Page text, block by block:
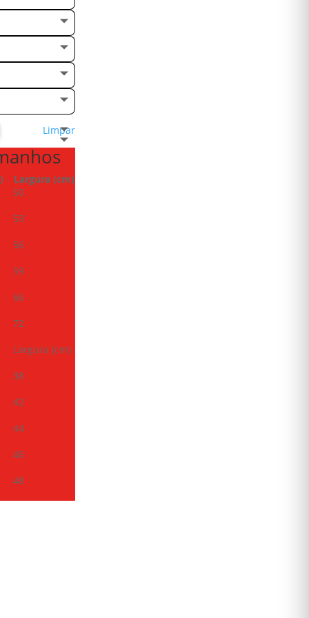
Limpar
Largura (cm)
50
53
56
59
66
72
Largura (cm)
38
42
44
46
48